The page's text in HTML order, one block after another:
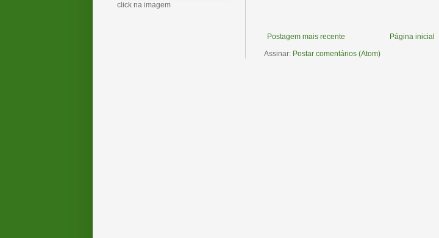
Postagem mais recente
Página inicial
Assinar: Postar comentários (Atom)
click na imagem